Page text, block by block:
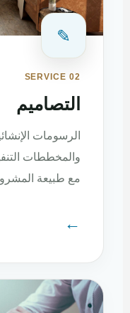
✎
SERVICE 02
التصاميم
الرسومات
والمخططات
مع طبيعة
←